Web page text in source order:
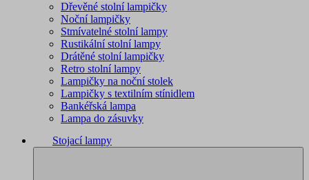
Dřevěné stolní lampičky
Noční lampičky
Stmívatelné stolní lampy
Rustikální stolní lampy
Drátěné stolní lampičky
Retro stolní lampy
Lampičky na noční stolek
Lampičky s textilním stínidlem
Bankéřská lampa
Lampa do zásuvky
Stojací lampy